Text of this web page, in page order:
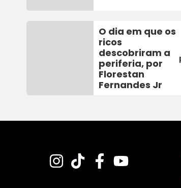
O dia em que os
ricos
descobriram a
periferia, por
Florestan
Fernandes Jr